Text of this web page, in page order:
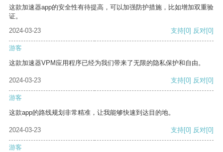
这款加速器app的安全性有待提高，可以加强防护措施，比如增加双重验
证。
2024-03-23
支持[0] 反对[0]
游客
这款加速器VPM应用程序已经为我们带来了无限的隐私保护和自由。
2024-03-23 支持[0] 反对[0]
游客
这款app的路线规划非常精准，让我能够快速到达目的地。
2024-03-23 支持[0] 反对[0]
游客